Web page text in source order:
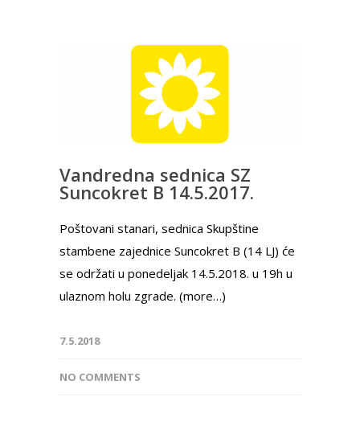
Vandredna sednica SZ
Suncokret B 14.5.2017.
Poštovani stanari, sednica Skupštine
stambene zajednice Suncokret B (14 LJ) će
se održati u ponedeljak 14.5.2018. u 19h u
ulaznom holu zgrade. (more…)
7.5.2018
NO COMMENTS